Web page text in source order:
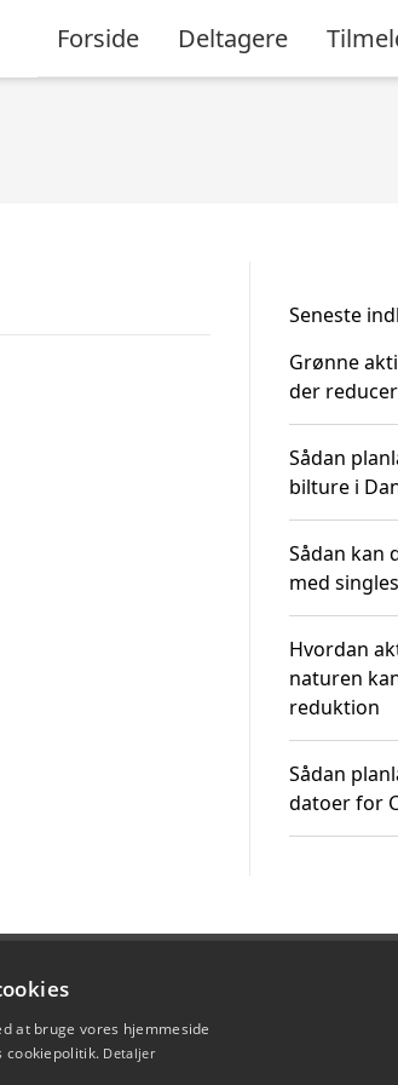
Forside Deltagere
Seneste
Grønne
der
Sådan
bilture i
Sådan kan
med
Hvordan
naturen
reduktion
Sådan
datoer for
at bruge vores hjemmeside
cookiepolitik. Detaljer